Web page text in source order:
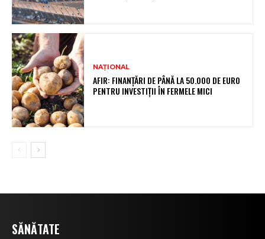
NAȚIONAL
AFIR: FINANȚĂRI DE PÂNĂ LA 50.000 DE EURO
PENTRU INVESTIȚII ÎN FERMELE MICI
SĂNĂTATE